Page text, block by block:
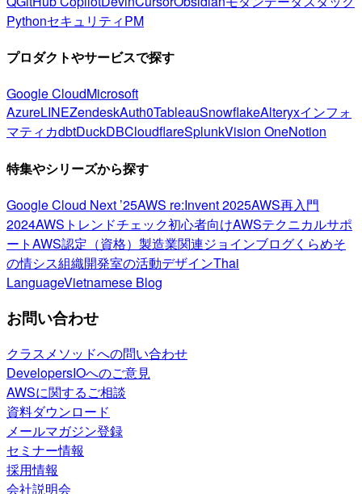
PythonセキュリティPM
プロダクトやサービスで探す
Google CloudMicrosoft
AzureLINEZendeskAuth0TableauSnowflakeAlteryxインフォ
マティカdbtDuckDBCloudflareSplunkVision OneNotion
特集やシリーズから探す
Google Cloud Next ’25AWS re:Invent 2025AWS再入門
2024AWSトレンドチェック初心者向けAWSテクニカルサポ
ートAWS認定（資格） 製造業関連ジョインブログくらめそ
の情シス組織開発室の活動デザインThai
LanguageVietnamese Blog
お問い合わせ
クラスメソッドへの問い合わせ
DevelopersIOへのご意見
AWSに関するご相談
資料ダウンロード
メールマガジン登録
セミナー情報
採用情報
会社説明会